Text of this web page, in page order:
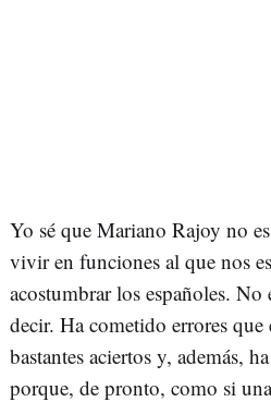
Yo sé que Mariano Rajoy no
vivir en funciones al que nos
acostumbrar los españoles.
decir. Ha cometido errores que
bastantes aciertos y, además,
porque, de pronto, como si